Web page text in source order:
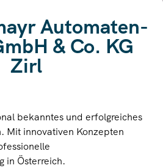
Automaten-
& Co. KG
Zirl
bekanntes und erfolgreiches
Mit innovativen Konzepten
in Österreich.